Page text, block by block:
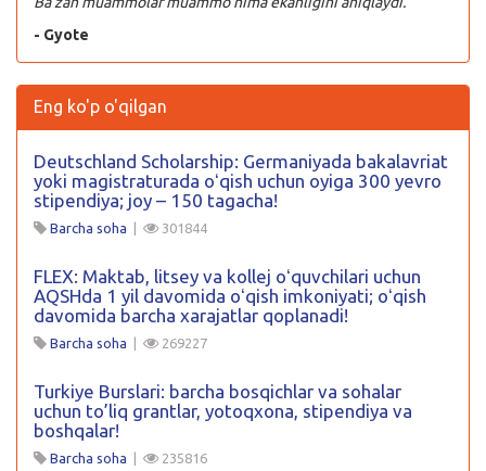
- Gyote
Eng ko'p o'qilgan
Deutschland Scholarship: Germaniyada bakalavriat
yoki magistraturada oʻqish uchun oyiga 300 yevro
stipendiya; joy – 150 tagacha!
Barcha soha | 301844
FLEX: Maktab, litsey va kollej oʻquvchilari uchun
AQSHda 1 yil davomida oʻqish imkoniyati; oʻqish
davomida barcha xarajatlar qoplanadi!
Barcha soha | 269227
Turkiye Burslari: barcha bosqichlar va sohalar
uchun to’liq grantlar, yotoqxona, stipendiya va
boshqalar!
Barcha soha | 235816